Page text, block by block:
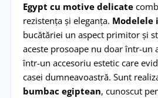
Egypt cu motive delicate
rezistența și eleganța. Modelele
bucătăriei un aspect primitor și
aceste prosoape nu doar într-un
într-un accesoriu estetic care
casei dumneavoastră. Sunt
bumbac egiptean, cunoscut